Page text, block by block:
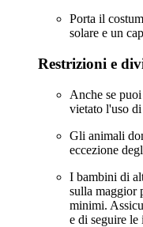
Porta il
solare e un
Restrizioni e
Anche se
vietato l'uso
Gli animali
eccezione
I bambini di
sulla maggior
minimi.
e di seguire